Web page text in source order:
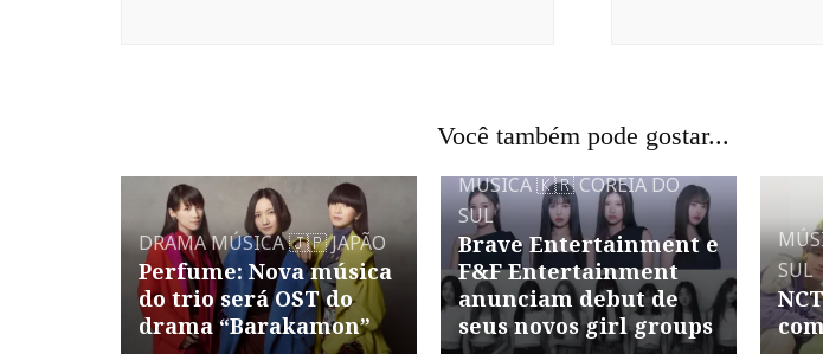
Você também pode gostar...
DRAMAMÚSICA🇯🇵 JAPÃO
Perfume: Nova música
do trio será OST do
drama “Barakamon”
MÚSICA🇰🇷 COREIA DO
SUL
Brave Entertainment e
F&F Entertainment
anunciam debut de
seus novos girl groups
SUL